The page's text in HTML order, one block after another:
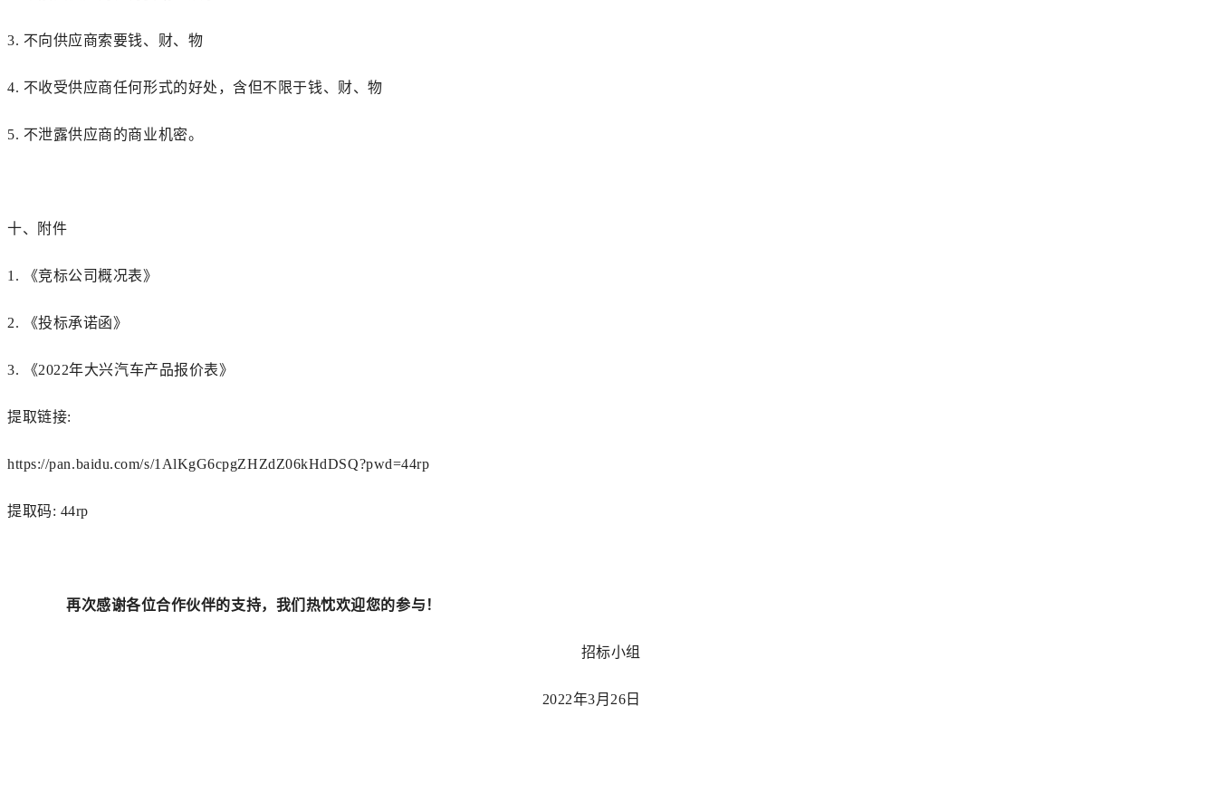
3. 不向供应商索要钱、财、物
4. 不收受供应商任何形式的好处，含但不限于钱、财、物
5. 不泄露供应商的商业机密。
十、 附件
1. 《竞标公司概况表》
2. 《投标承诺函》
3. 《2022年大兴汽车产品报价表》
提取链接:
https://pan.baidu.com/s/1AlKgG6cpgZHZdZ06kHdDSQ?pwd=44rp
提取码: 44rp
再次感谢各位合作伙伴的支持，我们热忱欢迎您的参与！
招标小组
2022年3月 26 日